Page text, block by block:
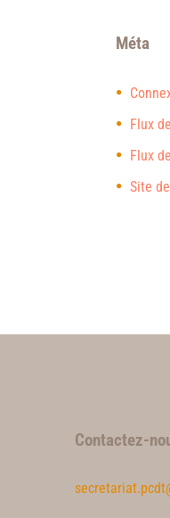
Méta
Flux
Flux
Site
Contactez-